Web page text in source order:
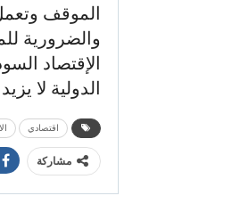
الموقف
والضرورية
الإقتصاد
الدولية لا
اقتصادي
مشاركة